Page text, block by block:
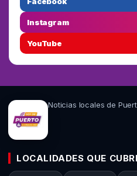
Instagram
YouTube
Noticias locales de
LOCALIDADES QUE